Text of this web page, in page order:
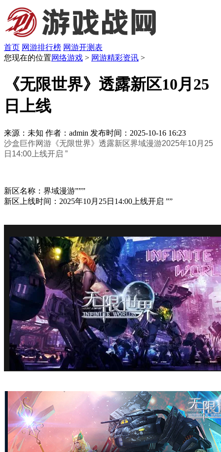
首页 网游排行榜 网游开测表
您现在的位置网络游戏 > 网游精彩资讯 >
《无限世界》透露新区10月25
日上线
来源：未知 作者：admin 发布时间：2025-10-16 16:23
沙盒巨作网游《无限世界》透露新区界域漫游2025年10月25
日14:00上线开启 ”
新区名称：界域漫游”””
新区上线时间：2025年10月25日14:00上线开启 ””